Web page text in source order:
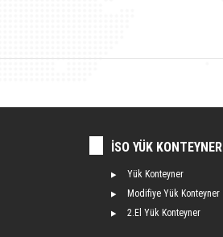
İSO YÜK KONTEYNER
Yük Konteyner
Modifiye Yük Konteyner
2.El Yük Konteyner